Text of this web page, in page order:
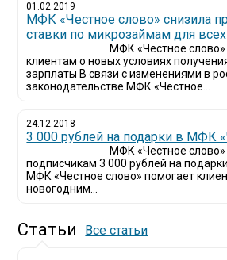
01.02.2019
МФК «Честное слово» снизила
ставки по микрозаймам для
МФК «Честное
клиентам о новых условиях
зарплаты В связи с изменениями в
законодательстве МФК «Честное...
24.12.2018
3 000 рублей на подарки в МФК
МФК «Честное
подписчикам 3 000 рублей на
МФК «Честное слово» помогает
новогодним...
Статьи Все статьи